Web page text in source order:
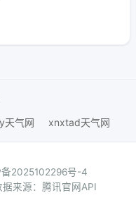
天气网 xnxtad天气网
2025102296号-4
来源：腾讯官网API